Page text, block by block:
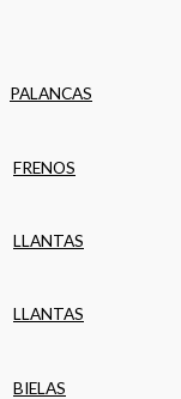
PALANCAS
FRENOS
LLANTAS
LLANTAS
BIELAS